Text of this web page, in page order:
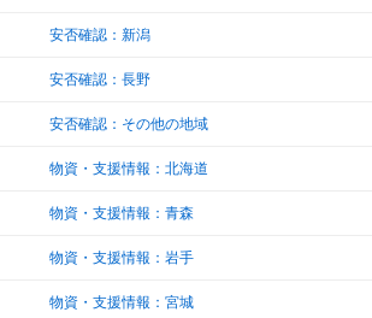
安否確認：新潟
安否確認：長野
安否確認：その他の地域
物資・支援情報：北海道
物資・支援情報：青森
物資・支援情報：岩手
物資・支援情報：宮城